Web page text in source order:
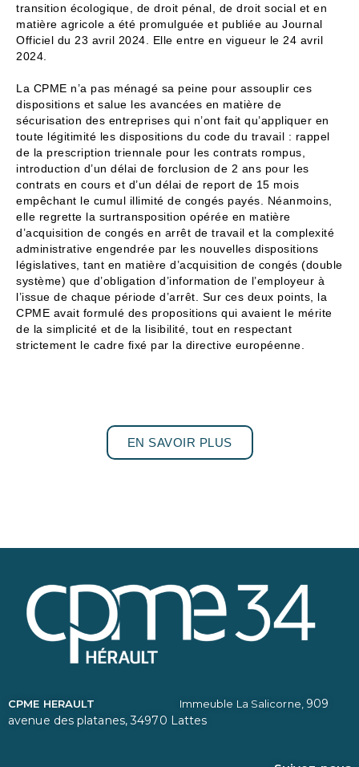
transition écologique, de droit pénal, de droit social et en
matière agricole a été promulguée et publiée au Journal
Officiel du 23 avril 2024. Elle entre en vigueur le 24 avril
2024.
La CPME n’a pas ménagé sa peine pour assouplir ces
dispositions et salue les avancées en matière de
sécurisation des entreprises qui n’ont fait qu’appliquer en
toute légitimité les dispositions du code du travail : rappel
de la prescription triennale pour les contrats rompus,
introduction d’un délai de forclusion de 2 ans pour les
contrats en cours et d’un délai de report de 15 mois
empêchant le cumul illimité de congés payés. Néanmoins,
elle regrette la surtransposition opérée en matière
d’acquisition de congés en arrêt de travail et la complexité
administrative engendrée par les nouvelles dispositions
législatives, tant en matière d’acquisition de congés (double
système) que d’obligation d’information de l’employeur à
l’issue de chaque période d’arrêt. Sur ces deux points, la
CPME avait formulé des propositions qui avaient le mérite
de la simplicité et de la lisibilité, tout en respectant
strictement le cadre fixé par la directive européenne.
EN SAVOIR PLUS
CPME HERAULT Immeuble La Salicorne, 909
avenue des platanes,34970 Lattes